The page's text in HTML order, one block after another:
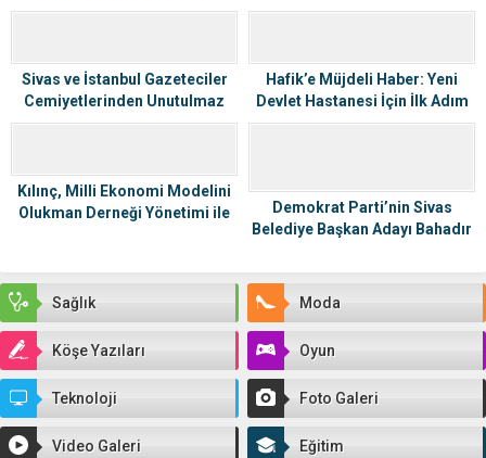
SİVAS’TA YENİ DÖNEM RESMEN
Sivas ve İstanbul Gazeteciler
Cemiyetlerinden Unutulmaz
Sıra Gecesi
Hafik’e Müjdeli Haber: Yeni
Devlet Hastanesi İçin İlk Adım
Atıldı!
Kılınç, Milli Ekonomi Modelini
Olukman Derneği Yönetimi ile
Demokrat Parti’nin Sivas
Belediye Başkan Adayı Bahadır
Konuğu Oldu
Sağlık
Moda
Köşe Yazıları Oyun
Teknoloji Foto Galeri
Video Galeri Eğitim